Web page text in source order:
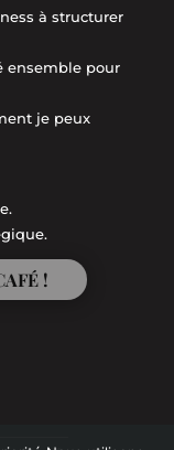
à structurer
ensemble pour
je peux
!